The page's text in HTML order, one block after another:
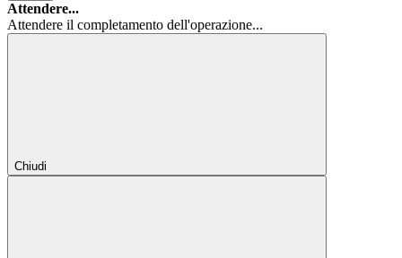
Attendere...
Attendere il completamento dell'operazione...
Chiudi